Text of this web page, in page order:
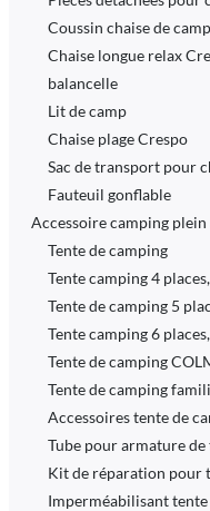
Coussin chaise de
Chaise longue relax
balancelle
Lit de camp
Chaise plage Crespo
Sac de transport pour
Fauteuil gonflable
Accessoire camping
Tente de camping
Tente camping 4
Tente de camping 5
Tente camping 6
Tente de camping
Tente de camping
Accessoires tente de
Tube pour armature
Kit de réparation pour
Imperméabilisant